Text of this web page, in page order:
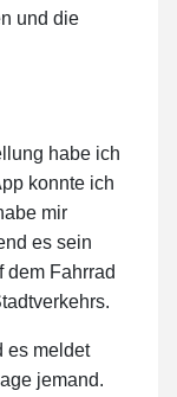
und die
habe ich
konnte ich
mir
es sein
dem Fahrrad
es meldet
jemand.